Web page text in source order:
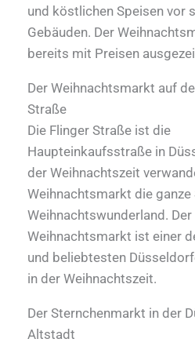
und köstlichen Speisen vor
Gebäuden. Der
bereits mit Preisen
Der Weihnachtsmarkt auf
Straße
Die Flinger Straße ist die
Haupteinkaufsstraße in
der Weihnachtszeit
Weihnachtsmarkt die ganze
Weihnachtswunderland. Der
Weihnachtsmarkt ist einer
und beliebtesten
in der Weihnachtszeit.
Der Sternchenmarkt in der
Altstadt